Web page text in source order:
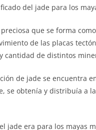
del jade para los
que se forma
de las placas
cantidad de distintos
de jade se encuentra
se obtenía y distribuía a
jade era para los mayas